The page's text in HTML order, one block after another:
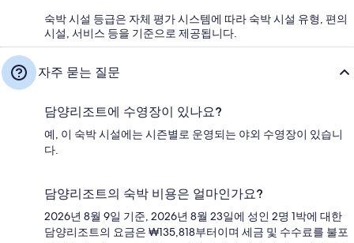
숙박 시설 등급은 자체 평가 시스템에 따라 숙박 시설 유형, 편의
시설, 서비스 등을 기준으로 제공됩니다.
자주 묻는 질문
담양리조트에 수영장이 있나요?
예, 이 숙박 시설에는 시즌별로 운영되는 야외 수영장이 있습니
다.
담양리조트의 숙박 비용은 얼마인가요?
2026년 8월 9일 기준, 2026년 8월 23일에 성인 2명 1박에 대한
담양리조트의 요금은 ₩135,818부터이며 세금 및 수수료를 불포